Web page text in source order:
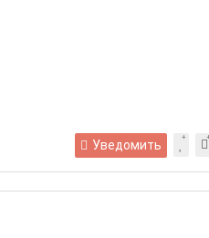
Уведомить